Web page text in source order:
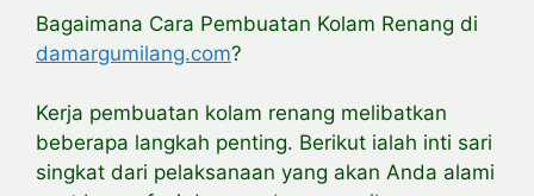
Bagaimana Cara Pembuatan Kolam Renang di
damargumilang.com?
Kerja pembuatan kolam renang melibatkan
beberapa langkah penting. Berikut ialah inti sari
singkat dari pelaksanaan yang akan Anda alami